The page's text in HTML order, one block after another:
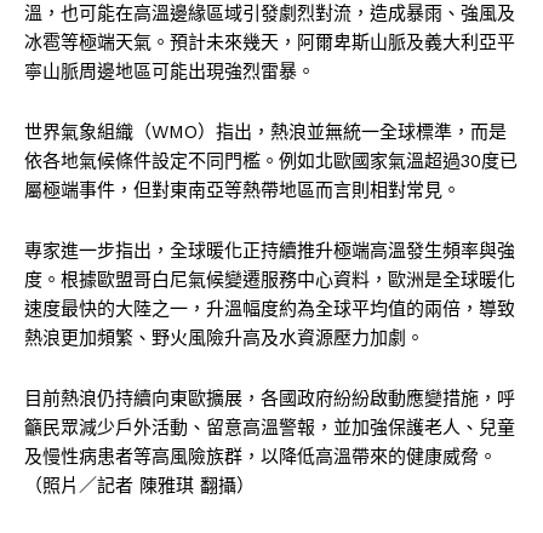
溫，也可能在高溫邊緣區域引發劇烈對流，造成暴雨、強風及
冰雹等極端天氣。預計未來幾天，阿爾卑斯山脈及義大利亞平
寧山脈周邊地區可能出現強烈雷暴。
世界氣象組織（WMO）指出，熱浪並無統一全球標準，而是
依各地氣候條件設定不同門檻。例如北歐國家氣溫超過30度已
屬極端事件，但對東南亞等熱帶地區而言則相對常見。
專家進一步指出，全球暖化正持續推升極端高溫發生頻率與強
度。根據歐盟哥白尼氣候變遷服務中心資料，歐洲是全球暖化
速度最快的大陸之一，升溫幅度約為全球平均值的兩倍，導致
熱浪更加頻繁、野火風險升高及水資源壓力加劇。
目前熱浪仍持續向東歐擴展，各國政府紛紛啟動應變措施，呼
籲民眾減少戶外活動、留意高溫警報，並加強保護老人、兒童
及慢性病患者等高風險族群，以降低高溫帶來的健康威脅。
（照片／記者 陳雅琪 翻攝）